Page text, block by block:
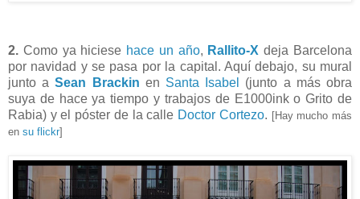
2. Como ya hiciese hace un año, Rallito-X deja Barcelona
por navidad y se pasa por la capital. Aquí debajo, su mural
junto aSean Brackin en Santa Isabel
(junto a más obra
suya de hace ya tiempo y trabajos de E1000ink o Grito de
Rabia) y el póster de la calle Doctor Cortezo. [Hay mucho más
en su flickr]